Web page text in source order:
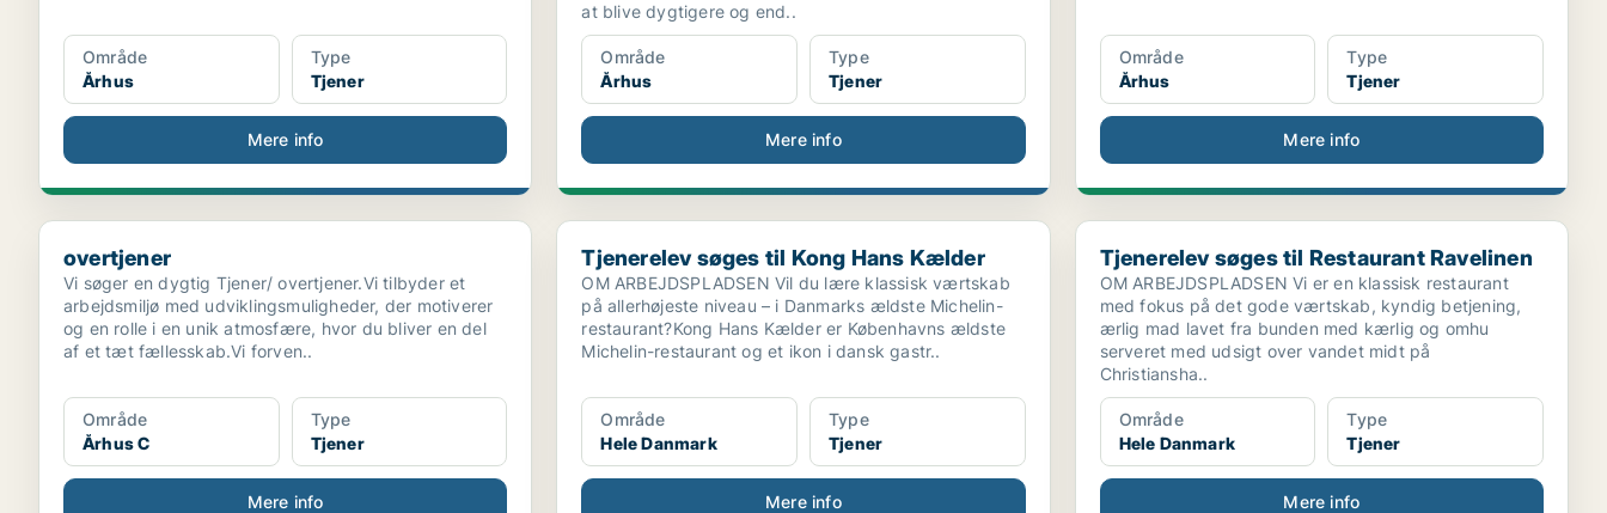
Område
Århus
Type
Tjener
Mere info
at blive dygtigere og end..
Område
Århus
Type
Tjener
Mere info
Område
Århus
Type
Tjener
Mere info
overtjener
overtjener
Vi søger en dygtig Tjener/ overtjener.Vi tilbyder et
arbejdsmiljø med udviklingsmuligheder, der motiverer
og en rolle i en unik atmosfære, hvor du bliver en del
af et tæt fællesskab.Vi forven..
Område
Århus C
Type
Tjener
Mere info
Tjenerelev søges til Kong Hans Kælder
Tjenerelev søges til Kong Hans Kælder
OM ARBEJDSPLADSEN Vil du lære klassisk værtskab
på allerhøjeste niveau – i Danmarks ældste Michelin-
restaurant?Kong Hans Kælder er Københavns ældste
Michelin-restaurant og et ikon i dansk gastr..
Område
Hele Danmark
Type
Tjener
Mere info
Tjenerelev søges til Restaurant Ravelinen
Tjenerelev søges til Restaurant Ravelinen
OM ARBEJDSPLADSEN Vi er en klassisk restaurant
med fokus på det gode værtskab, kyndig betjening,
ærlig mad lavet fra bunden med kærlig og omhu
serveret med udsigt over vandet midt på
Christiansha..
Område
Hele Danmark
Type
Tjener
Mere info